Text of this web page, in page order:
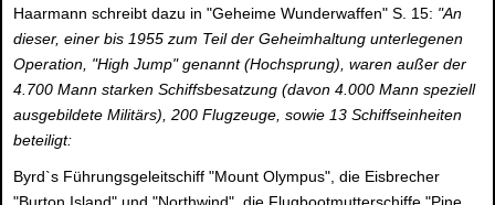
Haarmann schreibt dazu in "Geheime Wunderwaffen" S. 15: "An
dieser, einer bis 1955 zum Teil der Geheimhaltung unterlegenen
Operation, "High Jump" genannt (Hochsprung), waren außer der
4.700 Mann starken Schiffsbesatzung (davon 4.000 Mann speziell
ausgebildete Militärs), 200 Flugzeuge, sowie 13 Schiffseinheiten
beteiligt:
Byrd`s Führungsgeleitschiff "Mount Olympus", die Eisbrecher